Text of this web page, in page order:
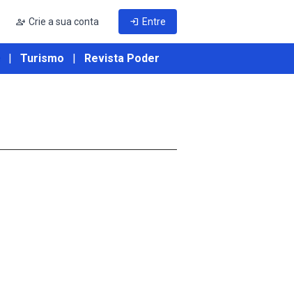
person_add Crie a sua conta login Entre
| Turismo | Revista Poder